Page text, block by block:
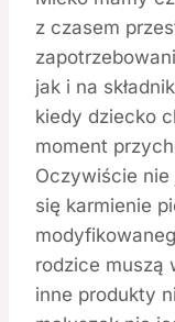
z czasem
jak i na
kiedy dziecko
moment
Oczywiście
się karmienie
rodzice muszą
inne produkty